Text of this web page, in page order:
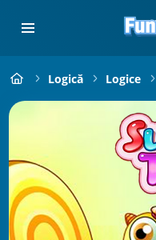
Logică Logice